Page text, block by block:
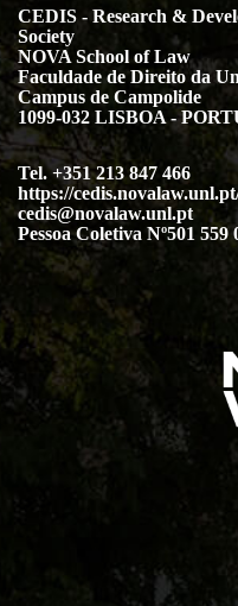
CEDIS - Research &
Society
NOVA School of Law
Faculdade de Direito da
Campus de Campolide
1099-032 LISBOA -
Tel. +351 213 847 466
https://
cedis@novalaw.unl.pt
Pessoa Coletiva Nº501 559